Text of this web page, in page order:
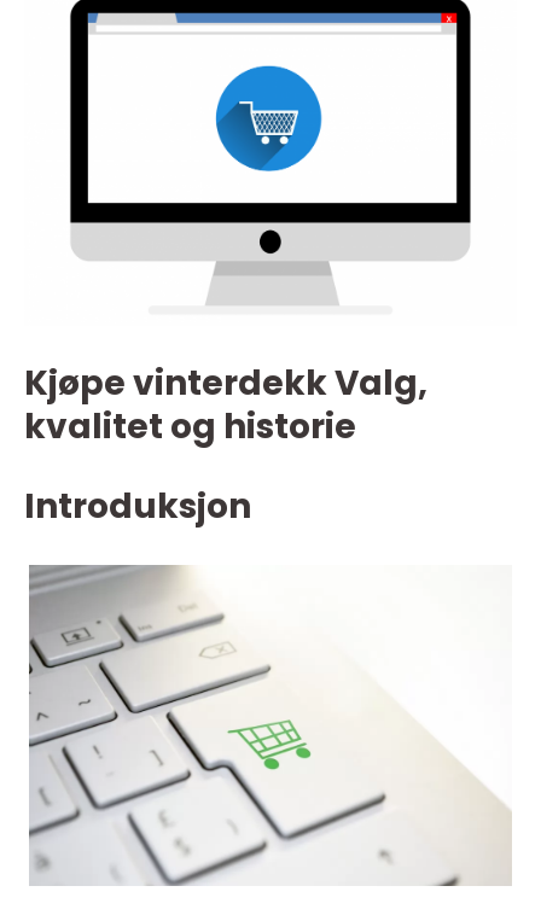
Kjøpe vinterdekk Valg,
kvalitet og historie
Introduksjon